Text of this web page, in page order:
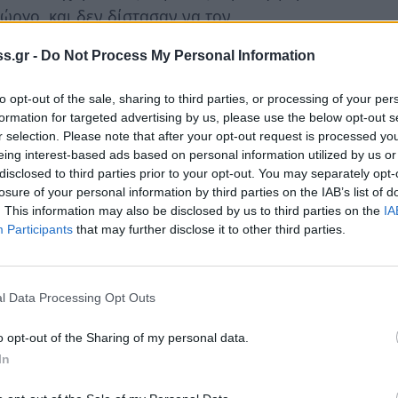
- Do Not Process My Personal Information
opt-out of the sale, sharing to third parties, or processing of your
for targeted advertising by us, please use the below opt-out
selection. Please note that after your opt-out request is processed
interest-based ads based on personal information utilized by us
to third parties prior to your opt-out. You may separately
of your personal information by third parties on the IAB’s list of
This information may also be disclosed by us to third parties on the
Participants that may further disclose it to other third parties.
Data Processing Opt Outs
opt-out of the Sharing of my personal data.
και δεν δίστασαν να τον
σε άλλους το ενδιαφέρον σε άλλους το
σολίστες να κλείσουν τη «βραδιά»
Στέφανος με πετυχημένη συνταγή για βράδυ